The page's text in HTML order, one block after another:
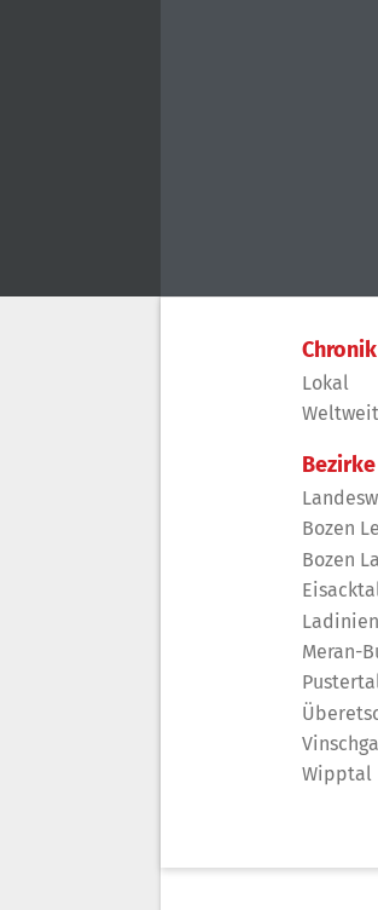
Chronik
Lokal
Weltweit
Bezirke
Bozen
Bozen
Ladinien
Meran-
Wipptal